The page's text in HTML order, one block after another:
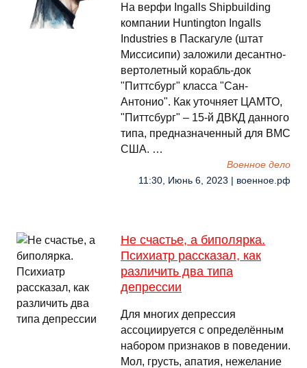
На верфи Ingalls Shipbuilding
компании Huntington Ingalls
Industries в Паскагуле (штат
Миссисипи) заложили десантно-
вертолетный корабль-док
"Питтсбург" класса "Сан-
Антонио". Как уточняет ЦАМТО,
"Питтсбург" – 15-й ДВКД данного
типа, предназначенный для ВМС
США. …
Военное дело
11:30, Июнь 6, 2023 | военное.рф
Не счастье, а биполярка.
Психиатр рассказал, как
различить два типа
депрессии
Для многих депрессия
ассоциируется с определённым
набором признаков в поведении.
Мол, грусть, апатия, нежелание